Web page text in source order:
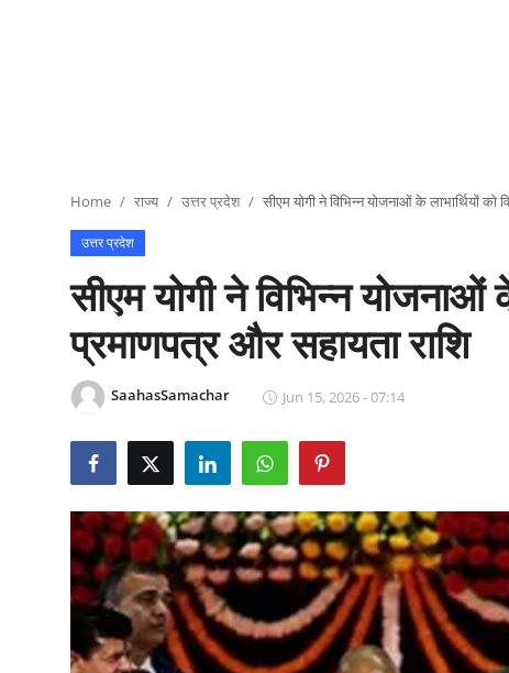
Home राज्य उत्तर प्रदेश सीएम योगी ने विभिन्न योजनाओं के लाभार्थियों को
उत्तर प्रदेश
सीएम योगी ने विभिन्न योजनाओं
प्रमाणपत्र और सहायता राशि
SaahasSamachar Jun 15, 2026 - 07:14